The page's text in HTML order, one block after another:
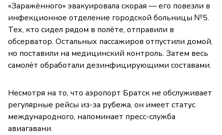
«Заражённого» эвакуировала скорая — его повезли в
инфекционное отделение городской больницы №5.
Тех, кто сидел рядом в полёте, отправили в
обсерватор. Остальных пассажиров отпустили домой,
но поставили на медицинский контроль. Затем весь
самолёт обработали дезинфицирующими составами.
Несмотря на то, что аэропорт Братск не обслуживает
регулярные рейсы из-за рубежа, он имеет статус
международного, напоминает пресс-служба
авиагавани.